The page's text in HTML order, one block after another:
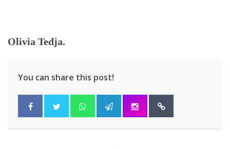
Olivia Tedja.
You can share this post!